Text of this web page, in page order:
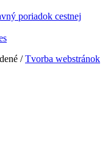
poriadok cestnej
/Tvorba webstránok